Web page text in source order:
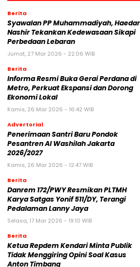
Berita
Syawalan PP Muhammadiyah, Haedar
Nashir Tekankan Kedewasaan Sikapi
Perbedaan Lebaran
Jumat, 27 Mar 2026 - 22:06 WIB
Berita
Informa Resmi Buka Gerai Perdana di
Metro, Perkuat Ekspansi dan Dorong
Ekonomi Lokal
Kamis, 26 Mar 2026 - 16:42 WIB
Advertorial
Penerimaan Santri Baru Pondok
Pesantren Al Washilah Jakarta
2026/2027
Kamis, 26 Mar 2026 - 12:47 WIB
Berita
Danrem 172/PWY Resmikan PLTMH
Karya Satgas Yonif 511/DY, Terangi
Pedalaman Lanny Jaya
Selasa, 17 Mar 2026 - 19:10 WIB
Berita
Ketua Repdem Kendari Minta Publik
Tidak Menggiring Opini Soal Kasus
Anton Timbang